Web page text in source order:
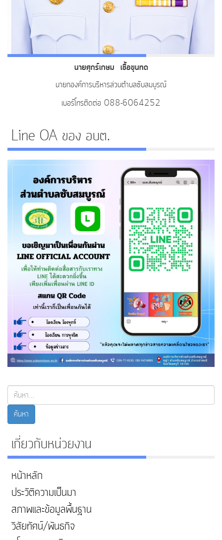
นายศุกร์เกษม เชื้อขุนทด
นายกองค์การบริหารส่วนตำบลซับสมบูรณ์
เบอร์โทรติดต่อ 088-6064252
Line OA ของ อบต.
ค้นหา...
ค้นหา
เกี่ยวกับหน่วยงาน
หน้าหลัก
ประวัติความเป็นมา
สภาพและข้อมูลพื้นฐาน
วิสัยทัศน์/พันธกิจ